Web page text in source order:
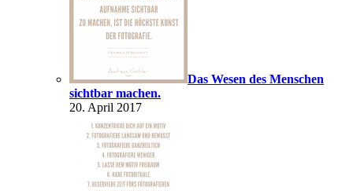
Das Wesen des Menschen
sichtbar machen.
20. April 2017